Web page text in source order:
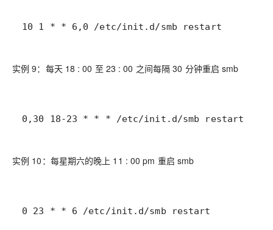
10 1 * * 6,0 /etc/init.d/smb restart
实例 9：每天 18 : 00 至 23 : 00 之间每隔 30 分钟重启 smb
0,30 18-23 * * * /etc/init.d/smb restart
实例 10：每星期六的晚上 11 : 00 pm 重启 smb
0 23 * * 6 /etc/init.d/smb restart